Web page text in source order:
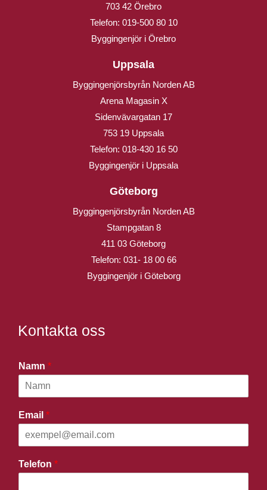
703 42 Örebro
Telefon: 019-500 80 10
Byggingenjör i Örebro
Uppsala
Byggingenjörsbyrån Norden AB
Arena Magasin X
Sidenvävargatan 17
753 19 Uppsala
Telefon: 018-430 16 50
Byggingenjör i Uppsala
Göteborg
Byggingenjörsbyrån Norden AB
Stampgatan 8
411 03 Göteborg
Telefon: 031- 18 00 66
Byggingenjör i Göteborg
Kontakta oss
Namn *
Email *
Telefon *